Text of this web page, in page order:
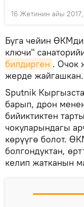
16 Жетинин айы 2017,
Буга чейин
ключи"
билдирген . Очок
жерде жайгашкан.
Sputnik
барып, дрон
бийиктиктен
чокуларындагы
көрүүгө болот.
болгондуктан,
келип жатканын